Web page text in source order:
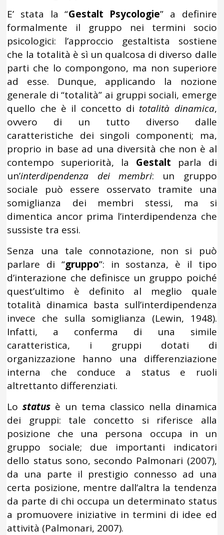
E’ stata la “Gestalt Psycologie” a definire
formalmente il gruppo nei termini socio
psicologici: l’approccio gestaltista sostiene
che la totalità è sì un qualcosa di diverso dalle
parti che lo compongono, ma non superiore
ad esse. Dunque, applicando la nozione
generale di “totalità” ai gruppi sociali, emerge
quello che è il concetto di totalità dinamica,
ovvero di un tutto diverso dalle
caratteristiche dei singoli componenti; ma,
proprio in base ad una diversità che non è al
contempo superiorità, la Gestalt parla di
un’interdipendenza dei membri: un gruppo
sociale può essere osservato tramite una
somiglianza dei membri stessi, ma si
dimentica ancor prima l’interdipendenza che
sussiste tra essi.
Senza una tale connotazione, non si può
parlare di “gruppo”: in sostanza, è il tipo
d’interazione che definisce un gruppo poiché
quest’ultimo è definito al meglio quale
totalità dinamica basta sull’interdipendenza
invece che sulla somiglianza (Lewin, 1948).
Infatti, a conferma di una simile
caratteristica, i gruppi dotati di
organizzazione hanno una differenziazione
interna che conduce a status e ruoli
altrettanto differenziati.
Lostatus è un tema classico nella dinamica
dei gruppi: tale concetto si riferisce alla
posizione che una persona occupa in un
gruppo sociale; due importanti indicatori
dello status sono, secondo Palmonari (2007),
da una parte il prestigio connesso ad una
certa posizione, mentre dall’altra la tendenza
da parte di chi occupa un determinato status
a promuovere iniziative in termini di idee ed
attività (Palmonari, 2007).